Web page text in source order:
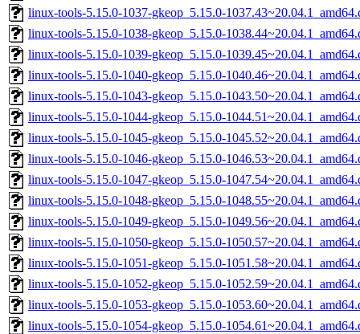
linux-tools-5.15.0-1037-gkeop_5.15.0-
linux-tools-5.15.0-1038-gkeop_5.15.0-
linux-tools-5.15.0-1039-gkeop_5.15.0-
linux-tools-5.15.0-1040-gkeop_5.15.0-
linux-tools-5.15.0-1043-gkeop_5.15.0-
linux-tools-5.15.0-1044-gkeop_5.15.0-
linux-tools-5.15.0-1045-gkeop_5.15.0-
linux-tools-5.15.0-1046-gkeop_5.15.0-
linux-tools-5.15.0-1047-gkeop_5.15.0-
linux-tools-5.15.0-1048-gkeop_5.15.0-
linux-tools-5.15.0-1049-gkeop_5.15.0-
linux-tools-5.15.0-1050-gkeop_5.15.0-
linux-tools-5.15.0-1051-gkeop_5.15.0-
linux-tools-5.15.0-1052-gkeop_5.15.0-
linux-tools-5.15.0-1053-gkeop_5.15.0-
linux-tools-5.15.0-1054-gkeop_5.15.0-